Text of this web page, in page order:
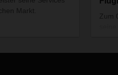
Markt.
Zum